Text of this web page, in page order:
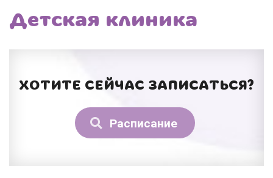
Детская клиника
ХОТИТЕ СЕЙЧАС ЗАПИСАТЬСЯ?
Расписание